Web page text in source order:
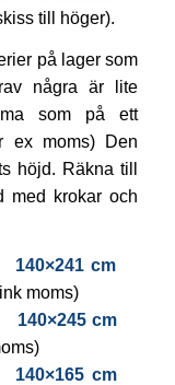
till höger).
på lager som
några är lite
som på ett
ex moms) Den
höjd. Räkna till
med krokar och
cm
moms)
cm
cm